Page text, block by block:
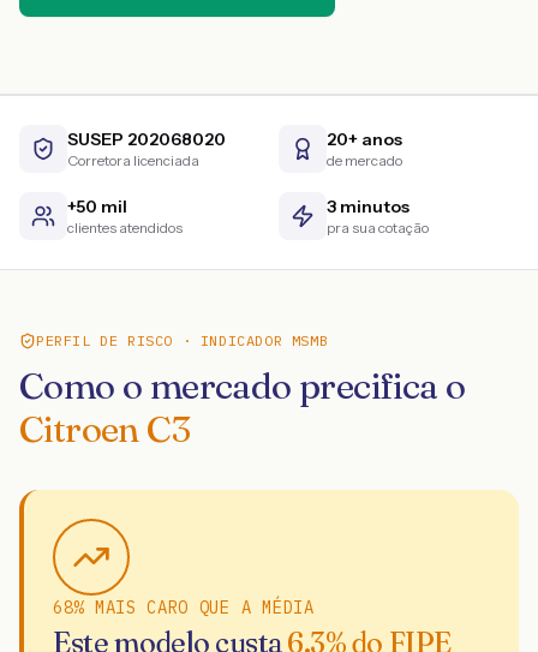
SUSEP 202068020
Corretora licenciada
20+ anos
de mercado
+50 mil
clientes atendidos
3 minutos
pra sua cotação
PERFIL DE RISCO · INDICADOR MSMB
Como o mercado precifica o
Citroen C3
68% MAIS CARO QUE A MÉDIA
Este modelo custa6.3% do FIPE